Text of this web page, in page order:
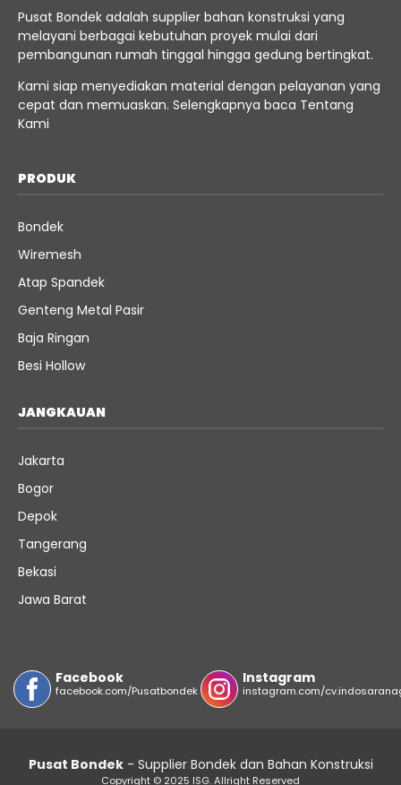
Pusat Bondek adalah supplier bahan konstruksi yang
melayani berbagai kebutuhan proyek mulai dari
pembangunan rumah tinggal hingga gedung bertingkat.
Kami siap menyediakan material dengan pelayanan yang
cepat dan memuaskan. Selengkapnya baca Tentang
Kami
PRODUK
Bondek
Wiremesh
Atap Spandek
Genteng Metal Pasir
Baja Ringan
Besi Hollow
JANGKAUAN
Jakarta
Bogor
Depok
Tangerang
Bekasi
Jawa Barat
Facebook
facebook.com/Pusatbondek
Instagram
instagram.com/
Pusat Bondek- Supplier Bondek dan Bahan Konstruksi
Copyright © 2025 ISG. Allright Reserved